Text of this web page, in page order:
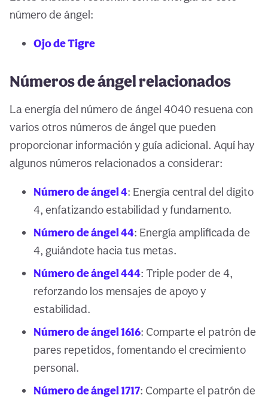
número de ángel:
Ojo de Tigre
Números de ángel relacionados
La energía del número de ángel 4040 resuena con
varios otros números de ángel que pueden
proporcionar información y guía adicional. Aquí hay
algunos números relacionados a considerar:
Número de ángel 4: Energía central del dígito
4, enfatizando estabilidad y fundamento.
Número de ángel 44: Energía amplificada de
4, guiándote hacia tus metas.
Número de ángel 444: Triple poder de 4,
reforzando los mensajes de apoyo y
estabilidad.
Número de ángel 1616: Comparte el patrón de
pares repetidos, fomentando el crecimiento
personal.
Número de ángel 1717: Comparte el patrón de